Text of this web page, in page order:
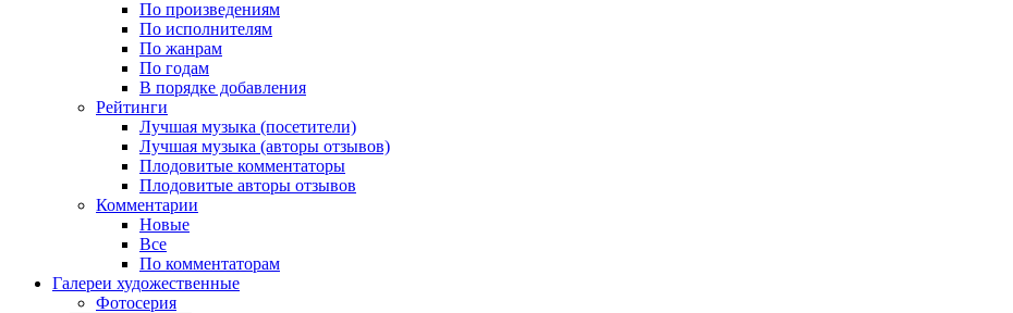
По произведениям
По исполнителям
По жанрам
По годам
В порядке добавления
Рейтинги
Лучшая музыка (посетители)
Лучшая музыка (авторы отзывов)
Плодовитые комментаторы
Плодовитые авторы отзывов
Комментарии
Новые
Все
По комментаторам
Галереи художественные
Фотосерия